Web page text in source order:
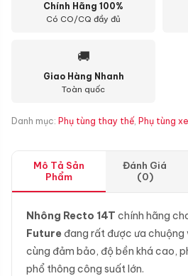
Chính Hãng 100%
Có CO/CQ đầy đủ
🚚
Giao Hàng Nhanh
Toàn quốc
Danh mục: Phụ tùng thay thế, Phụ tùng
Mô Tả Sản
Phẩm
Đánh Giá
(0)
Nhông Recto 14T chính hãng
Future đang rất được ưa chuộng
cùng đảm bảo, độ bền khá cao,
phổ thông công suất lớn.